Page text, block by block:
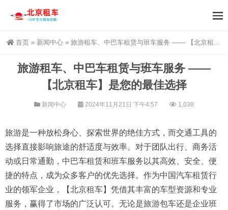
首页 » 新闻中心 » 旅游租车、中巴车租赁与班车服务 —— 【北京租车】是您的最佳选择
旅游租车、中巴车租赁与班车服务 ——
【北京租车】是您的最佳选择
新闻中心 2024年11月21日 下午4:57 1,038
旅游是一种放松身心、探索世界的绝佳方式，而交通工具的
选择直接影响旅途的舒适度与效率。对于团队出行、商务活
动或日常通勤，中巴车租赁和班车服务以其高效、安全、便
捷的特点，成为众多客户的优先选择。作为中国汽车租赁行
业的领军企业，【北京租车】凭借其丰富的车型资源和专业
服务，赢得了市场的广泛认可。无论是旅游包车还是企业班